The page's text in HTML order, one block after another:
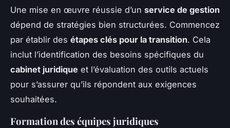
Une mise en œuvre réussie d’un service de gestion
dépend de stratégies bien structurées. Commencez
par établir des étapes clés pour la transition. Cela
inclut l’identification des besoins spécifiques du
cabinet juridique et l’évaluation des outils actuels
pour s’assurer qu’ils répondent aux exigences
souhaitées.
Formation des équipes juridiques